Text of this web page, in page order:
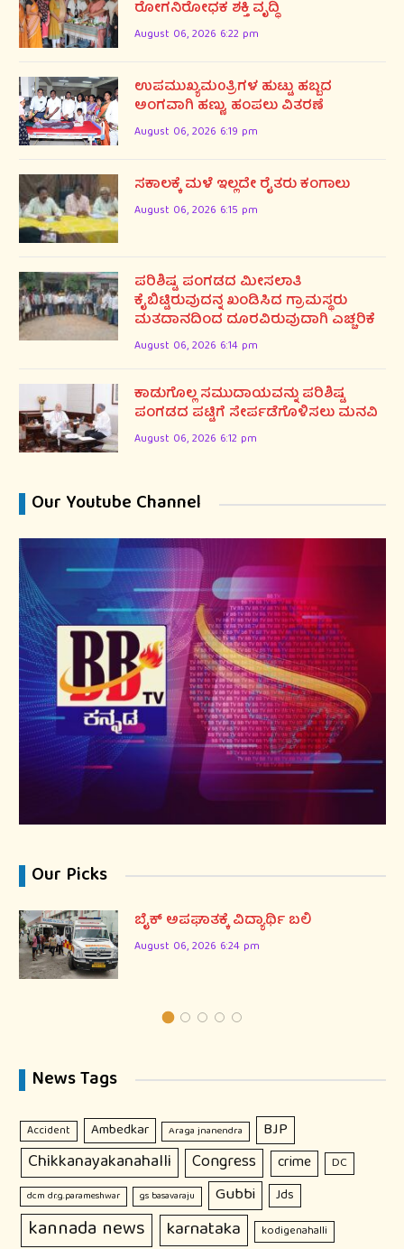
ರೋಗನಿರೋಧಕ ಶಕ್ತಿ ವೃದ್ಧಿ
August 06, 2026 6:22 pm
ಉಪಮುಖ್ಯಮ0ತ್ರಿಗಳ ಹುಟ್ಟು ಹಬ್ಬದ
ಅಂಗವಾಗಿ ಹಣ್ಣು, ಹಂಪಲು ವಿತರಣೆ
August 06, 2026 6:19 pm
ಸಕಾಲಕ್ಕೆ ಮಳೆ ಇಲ್ಲದೇ ರೈತರು ಕಂಗಾಲು
August 06, 2026 6:15 pm
ಪರಿಶಿಷ್ಟ ಪಂಗಡದ ಮೀಸಲಾತಿ
ಕೈಬಿಟ್ಟಿರುವುದನ್ನ ಖಂಡಿಸಿದ ಗ್ರಾಮಸ್ಥರು
ಮತದಾನದಿಂದ ದೂರವಿರುವುದಾಗಿ ಎಚ್ಚರಿಕೆ
August 06, 2026 6:14 pm
ಕಾಡುಗೊಲ್ಲ ಸಮುದಾಯವನ್ನು ಪರಿಶಿಷ್ಟ
ಪಂಗಡದ ಪಟ್ಟಿಗೆ ಸೇರ್ಪಡೆಗೊಳಿಸಲು ಮನವಿ
August 06, 2026 6:12 pm
Our Youtube Channel
Our Picks
ಬೈಕ್ ಅಪಘಾತಕ್ಕೆ ವಿದ್ಯಾರ್ಥಿ ಬಲಿ
August 06, 2026 6:24 pm
News Tags
Accident Ambedkar Araga jnanendra BJP
Chikkanayakanahalli Congress crime DC
dcm dr.g.parameshwar gs basavaraju Gubbi Jds
kannada news karnataka kodigenahalli